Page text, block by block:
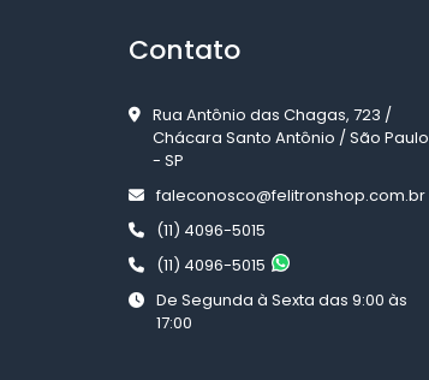
Contato
Rua Antônio das Chagas, 723 /
Chácara Santo Antônio / São Paulo
- SP
faleconosco@felitronshop.com.br
(11) 4096-5015
(11) 4096-5015
De Segunda à Sexta das 9:00 às
17:00